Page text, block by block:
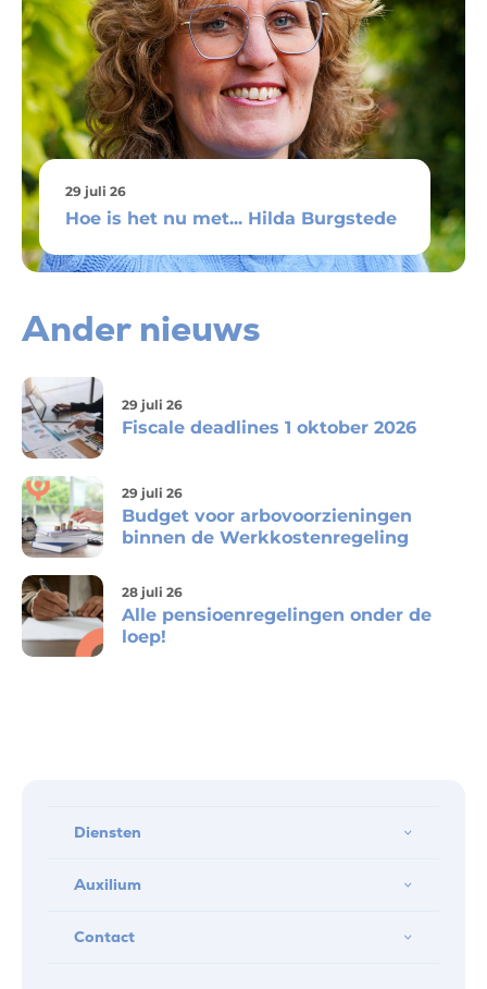
29 juli 26
Hoe is het nu met... Hilda Burgstede
Ander nieuws
29 juli 26
Fiscale deadlines 1 oktober 2026
29 juli 26
Budget voor arbovoorzieningen
binnen de Werkkostenregeling
28 juli 26
Alle pensioenregelingen onder de
loep!
Diensten
Auxilium
Contact